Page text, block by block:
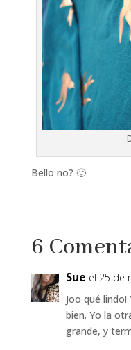
Bello no? 🙂
6
Sue el 25 de
Joo qué
bien. Yo la
grande, y